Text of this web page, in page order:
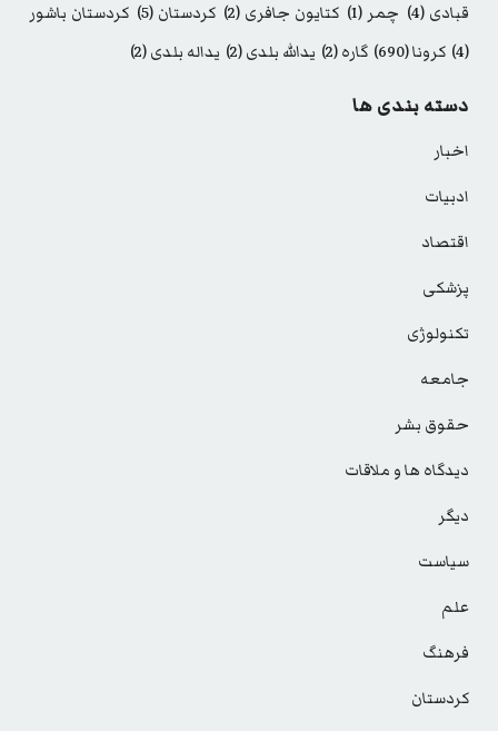
قبادی (4) چمر (1) کتایون جافری (2) کردستان (5)
کردستان باشور
(4)
کرونا(690) گاره(2) یدالله بلدی(2) یداله بلدی(2)
دسته بندی ها
اخبار
ادبیات
اقتصاد
پزشکی
تکنولوژی
جامعه
حقوق بشر
دیدگاه ها و ملاقات
دیگر
سیاست
علم
فرهنگ
کردستان